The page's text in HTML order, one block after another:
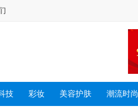
技 彩妆 美容护肤 潮流时尚